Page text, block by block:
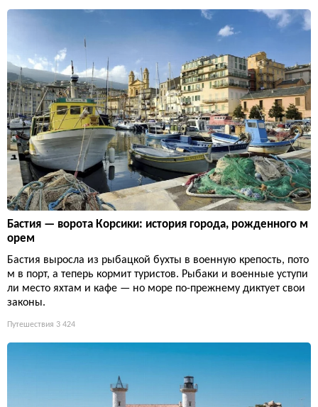
Бастия — ворота Корсики: история города, рожденного м
орем
Бастия выросла из рыбацкой бухты в военную крепость, пото
м в порт, а теперь кормит туристов. Рыбаки и военные уступи
ли место яхтам и кафе — но море по-прежнему диктует свои
законы.
Путешествия 3 424